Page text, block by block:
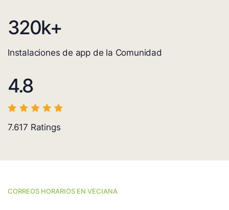
320k+
Instalaciones de app de la Comunidad
4.8
7.617 Ratings
CORREOS HORARIOS EN VECIANA